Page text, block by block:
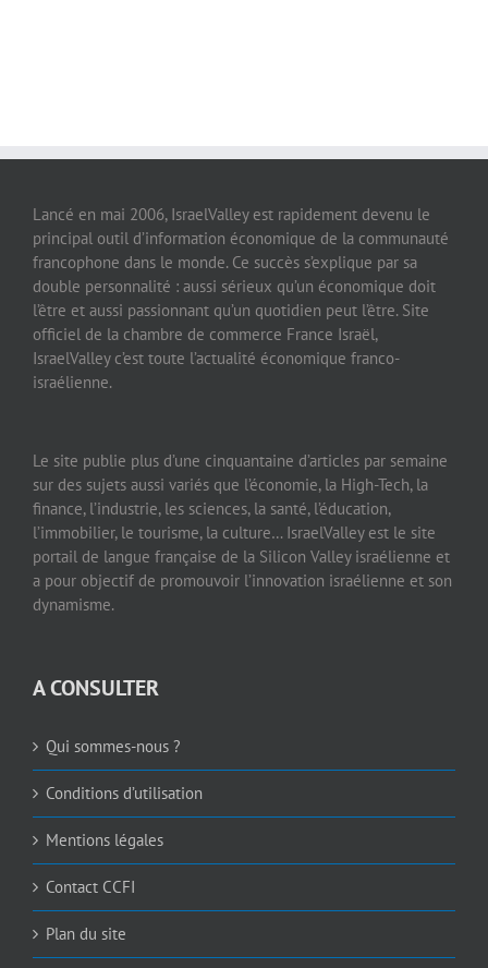
Lancé en mai 2006, IsraelValley est rapidement devenu le
principal outil d’information économique de la communauté
francophone dans le monde. Ce succès s’explique par sa
double personnalité : aussi sérieux qu’un économique doit
l’être et aussi passionnant qu’un quotidien peut l’être. Site
officiel de la chambre de commerce France Israël,
IsraelValley c’est toute l’actualité économique franco-
israélienne.
Le site publie plus d’une cinquantaine d’articles par semaine
sur des sujets aussi variés que l’économie, la High-Tech, la
finance, l’industrie, les sciences, la santé, l’éducation,
l’immobilier, le tourisme, la culture… IsraelValley est le site
portail de langue française de la Silicon Valley israélienne et
a pour objectif de promouvoir l’innovation israélienne et son
dynamisme.
A CONSULTER
Qui sommes-nous ?
Conditions d’utilisation
Mentions légales
Contact CCFI
Plan du site